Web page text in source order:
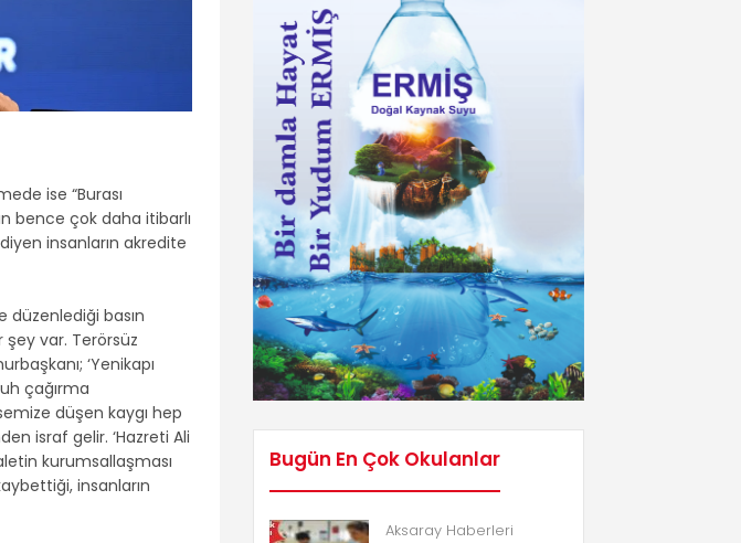
ise “Burası
bence çok daha itibarlı
insanların akredite
düzenlediği basın
şey var. Terörsüz
‘Yenikapı
çağırma
düşen kaygı hep
israf gelir. ‘Hazreti Ali
kurumsallaşması
insanların
Bugün En Çok Okulanlar
Aksaray Haberleri